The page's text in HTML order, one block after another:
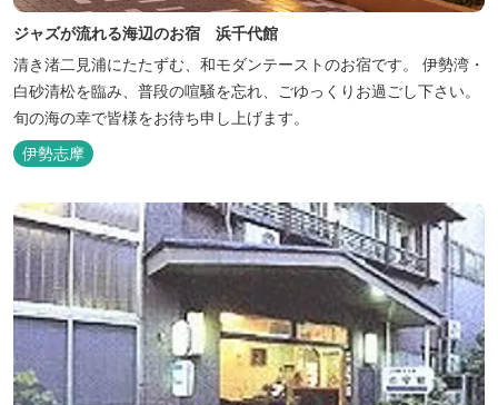
ジャズが流れる海辺のお宿 浜千代館
清き渚二見浦にたたずむ、和モダンテーストのお宿です。 伊勢湾・
白砂清松を臨み、普段の喧騒を忘れ、ごゆっくりお過ごし下さい。
旬の海の幸で皆様をお待ち申し上げます。
伊勢志摩